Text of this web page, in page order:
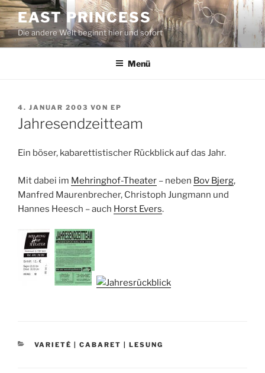
Zum
Inhalt
springen
EAST PRINCESS
Die andere Welt beginnt hier und sofort
Menü
VERÖFFENTLICHT
AM
4. JANUAR 2003 VON EP
Jahresendzeitteam
Ein böser, kabarettistischer Rückblick auf das Jahr.
Mit dabei im Mehringhof-Theater – neben Bov Bjerg,
Manfred Maurenbrecher, Christoph Jungmann und
Hannes Heesch – auch Horst Evers.
KATEGORIEN
VARIETÉ | CABARET | LESUNG